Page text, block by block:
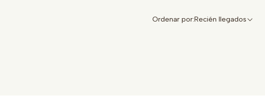
Ordenar por:Recién llegados